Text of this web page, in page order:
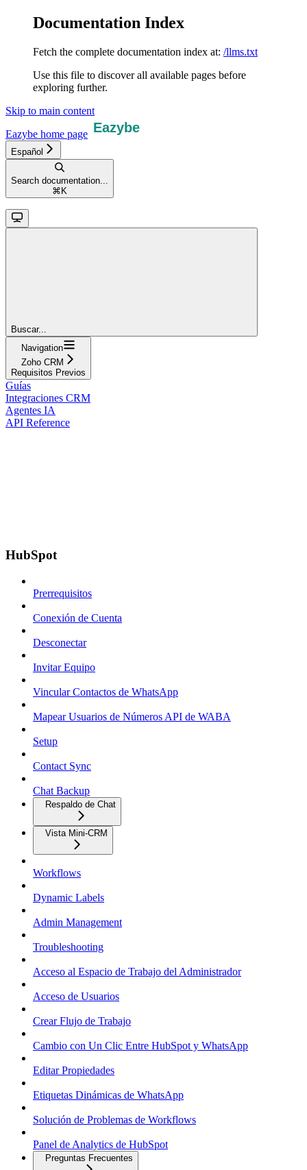
Documentation Index
Fetch the complete documentation index at: /llms.txt
Use this file to discover all available pages before
exploring further.
Skip to main content
Eazybe home page
Español
Search documentation...
⌘ K
Buscar...
Navigation
Zoho CRM
Requisitos Previos
Guías
Integraciones CRM
Agentes IA
API Reference
HubSpot
Prerrequisitos
Conexión de Cuenta
Desconectar
Invitar Equipo
Vincular Contactos de WhatsApp
Mapear Usuarios de Números API de WABA
Setup
Contact Sync
Chat Backup
Respaldo de Chat
Vista Mini-CRM
Workflows
Dynamic Labels
Admin Management
Troubleshooting
Acceso al Espacio de Trabajo del Administrador
Acceso de Usuarios
Crear Flujo de Trabajo
Cambio con Un Clic Entre HubSpot y WhatsApp
Editar Propiedades
Etiquetas Dinámicas de WhatsApp
Solución de Problemas de Workflows
Panel de Analytics de HubSpot
Preguntas Frecuentes